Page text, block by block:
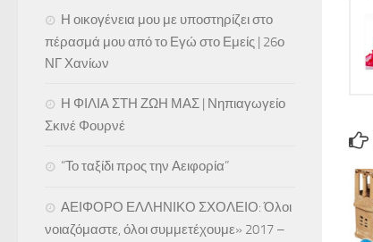
Η οικογένεια μου με υποστηρίζει στο
πέρασμά μου από το Εγώ στο Εμείς | 26ο
ΝΓ Χανίων
Η ΦΙΛΙΑ ΣΤΗ ΖΩΗ ΜΑΣ | Νηπιαγωγείο
Σκινέ Φουρνέ
“Το ταξίδι προς την Αειφορία”
ΑΕΙΦΟΡΟ ΕΛΛΗΝΙΚΟ ΣΧΟΛΕΙΟ: Όλοι
νοιαζόμαστε, όλοι συμμετέχουμε» 2017 –